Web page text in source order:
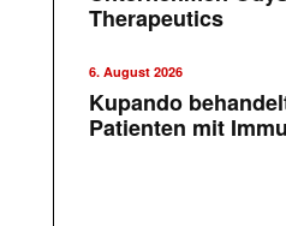
Therapeutics
6. August 2026
Kupando
Patienten mit